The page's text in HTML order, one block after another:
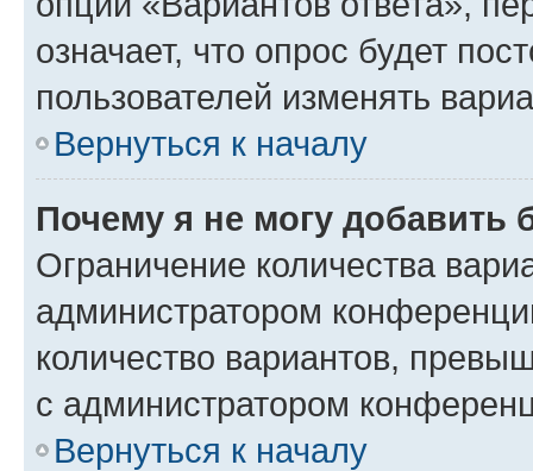
означает, что опрос будет
пользователей изменять
Вернуться к началу
Почему я не могу добавить
Ограничение количества
администратором
количество вариантов,
с администратором
Вернуться к началу